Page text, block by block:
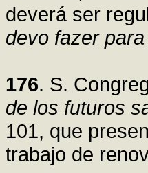
deverá ser
devo fazer
176. S.
de los futuros
101, que
trabajo de